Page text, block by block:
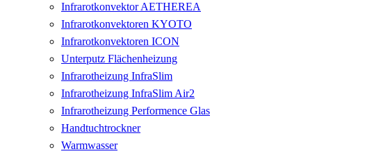
Infrarotkonvektor AETHEREA
Infrarotkonvektoren KYOTO
Infrarotkonvektoren ICON
Unterputz Flächenheizung
Infrarotheizung InfraSlim
Infrarotheizung InfraSlim Air2
Infrarotheizung Performence Glas
Handtuchtrockner
Warmwasser